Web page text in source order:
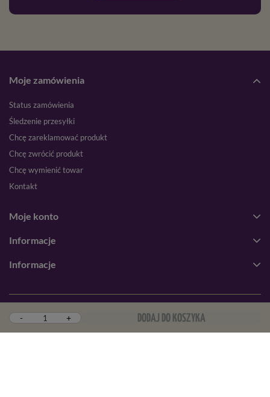
- + DODAJ DO KOSZYKA
Moje zamówienia
Status zamówienia
Śledzenie przesyłki
Chcę zareklamować produkt
Chcę zwrócić produkt
Chcę wymienić towar
Kontakt
Moje konto
Informacje
Informacje